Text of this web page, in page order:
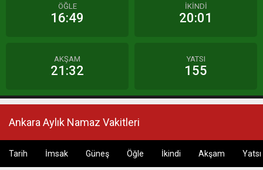
ÖĞLE
16:49
İKİNDİ
20:01
AKŞAM
21:32
YATSI
155
Ankara Aylık Namaz Vakitleri
Tarih İmsak Güneş Öğle İkindi Akşam Yatsı